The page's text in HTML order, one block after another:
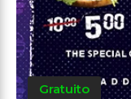
Gratuito